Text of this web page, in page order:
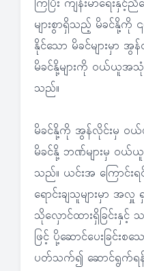
ကြပြီး ကျန်းမာရေးနှ
များစွာရှိသည့် မိခင်နို့
နိုင်သော မိခင်များမှာ အွ
မိခင်နို့များကို ဝယ်ယူအသုံး
သည်။
မိခင်နို့ကို အွန်လိုင်းမှ ဝယ်ယူ
မိခင်နို့ ဘဏ်များမှ ဝယ်
သည်။ ယင်းအ ကြောင်းရ
ရောင်းချသူများမှာ အလှူ
သိုလှောင်ထားရှိခြင်းနှင့်
ဖြင့် ပို့ဆောင်ပေးခြင်းစ
ပတ်သက်၍ ဆောင်ရွက်ရန်